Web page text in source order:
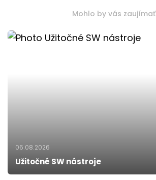
Mohlo by vás zaujímať
06.08.2026
Užitočné SW nástroje